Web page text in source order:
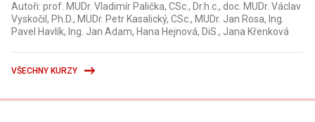
Autoři: prof. MUDr. Vladimír Palička, CSc., Dr.h.c., doc. MUDr. Václav
Vyskočil, Ph.D., MUDr. Petr Kasalický, CSc., MUDr. Jan Rosa, Ing.
Pavel Havlík, Ing. Jan Adam, Hana Hejnová, DiS., Jana Křenková
VŠECHNY KURZY